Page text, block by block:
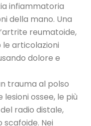
infiammatoria
della mano. Una
reumatoide,
articolazioni
dolore e
trauma al polso
ossee, le più
radio distale,
scafoide. Nei